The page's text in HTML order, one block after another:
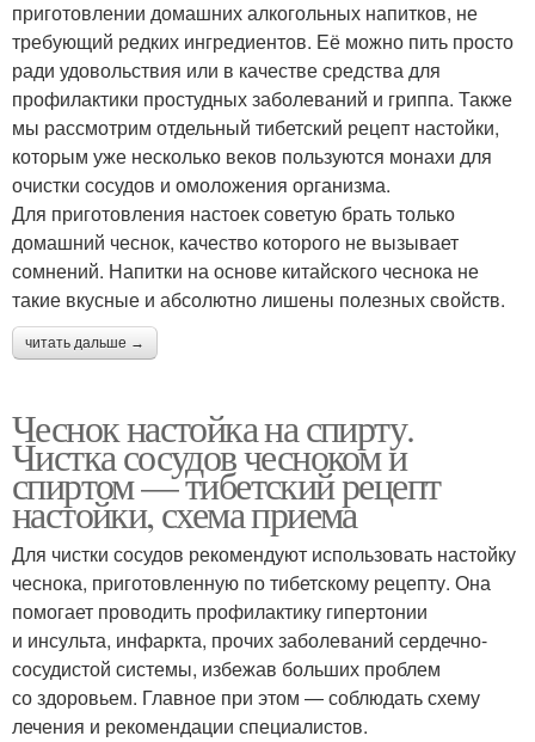
приготовлении домашних алкогольных напитков, не
требующий редких ингредиентов. Её можно пить просто
ради удовольствия или в качестве средства для
профилактики простудных заболеваний и гриппа. Также
мы рассмотрим отдельный тибетский рецепт настойки,
которым уже несколько веков пользуются монахи для
очистки сосудов и омоложения организма.
Для приготовления настоек советую брать только
домашний чеснок, качество которого не вызывает
сомнений. Напитки на основе китайского чеснока не
такие вкусные и абсолютно лишены полезных свойств.
читать дальше →
Чеснок настойка на спирту.
Чистка сосудов чесноком и
спиртом — тибетский рецепт
настойки, схема приема
Для чистки сосудов рекомендуют использовать настойку
чеснока, приготовленную по тибетскому рецепту. Она
помогает проводить профилактику гипертонии
и инсульта, инфаркта, прочих заболеваний сердечно-
сосудистой системы, избежав больших проблем
со здоровьем. Главное при этом — соблюдать схему
лечения и рекомендации специалистов.